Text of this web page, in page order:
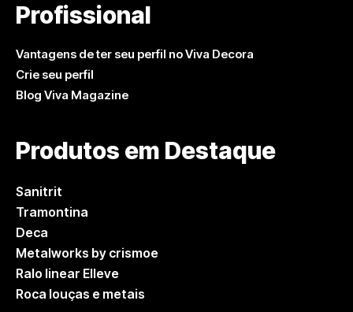
Profissional
Vantagens de ter seu perfil no Viva Decora
Crie seu perfil
Blog Viva Magazine
Produtos em Destaque
Sanitrit
Tramontina
Deca
Metalworks by crismoe
Ralo linear Elleve
Roca louças e metais